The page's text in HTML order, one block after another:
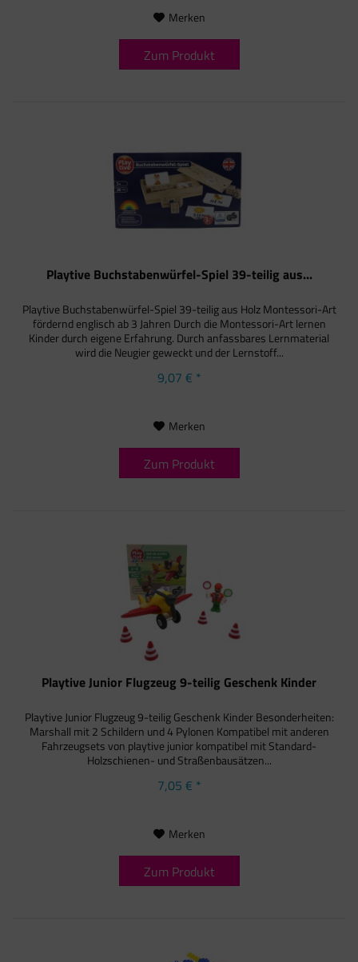
Merken
Zum Produkt
Playtive Buchstabenwürfel-Spiel 39-teilig aus...
Playtive Buchstabenwürfel-Spiel 39-teilig aus Holz Montessori-Art
fördernd englisch ab 3 Jahren Durch die Montessori-Art lernen
Kinder durch eigene Erfahrung. Durch anfassbares Lernmaterial
wird die Neugier geweckt und der Lernstoff...
9,07 € *
Merken
Zum Produkt
Playtive Junior Flugzeug 9-teilig Geschenk Kinder
Playtive Junior Flugzeug 9-teilig Geschenk Kinder Besonderheiten:
Marshall mit 2 Schildern und 4 Pylonen Kompatibel mit anderen
Fahrzeugsets von playtive junior kompatibel mit Standard-
Holzschienen- und Straßenbausätzen...
7,05 € *
Merken
Zum Produkt